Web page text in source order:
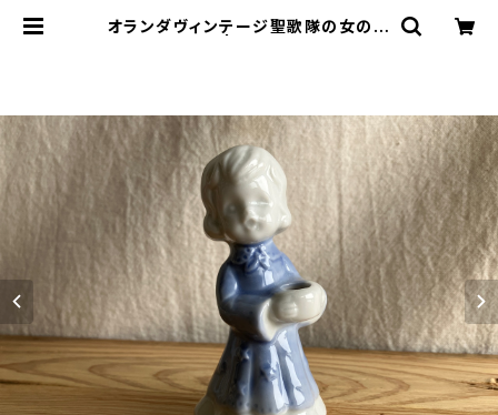
オランダヴィンテージ聖歌隊の女の子